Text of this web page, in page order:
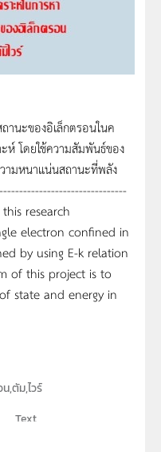
านะของอิเล็กตรอนในค
ห์ โดยใช้ความสัมพันธ์ของ
ามหนาแน่นสถานะที่พลัง
research
electron confined in
by using E-k relation
of this project is to
state and energy in
,ตัม,ไวร์
Text